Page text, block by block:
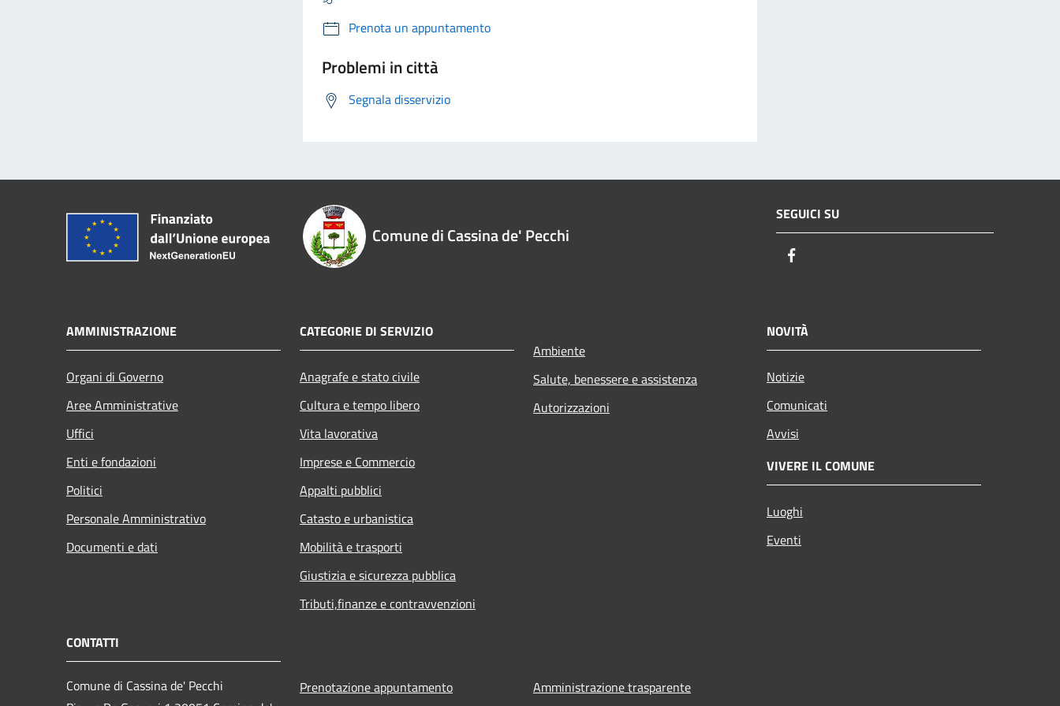
Prenota un appuntamento
Problemi in città
Segnala disservizio
Comune di Cassina de' Pecchi
SEGUICI SU
AMMINISTRAZIONE
Organi di Governo
Aree Amministrative
Uffici
Enti e fondazioni
Politici
Personale Amministrativo
Documenti e dati
CATEGORIE DI SERVIZIO
Anagrafe e stato civile
Cultura e tempo libero
Vita lavorativa
Imprese e Commercio
Appalti pubblici
Catasto e urbanistica
Mobilità e trasporti
Giustizia e sicurezza pubblica
Tributi,finanze e contravvenzioni
Ambiente
Salute, benessere e assistenza
Autorizzazioni
NOVITÀ
Notizie
Comunicati
Avvisi
VIVERE IL COMUNE
Luoghi
Eventi
CONTATTI
Comune di Cassina de' Pecchi
Prenotazione appuntamento
Amministrazione trasparente